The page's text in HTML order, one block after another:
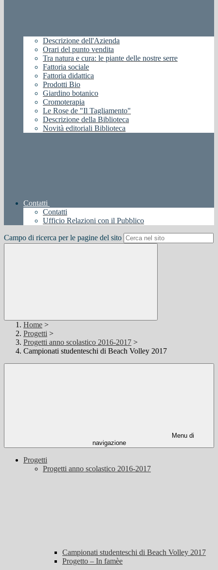
Descrizione dell'Azienda
Orari del punto vendita
Tra natura e cura: le piante delle nostre serre
Fattoria sociale
Fattoria didattica
Prodotti Bio
Giardino botanico
Cromoterapia
Le Rose de "Il Tagliamento"
Descrizione della Biblioteca
Novità editoriali Biblioteca
Contatti
Contatti
Ufficio Relazioni con il Pubblico
Campo di ricerca per le pagine del sito
Home >
Progetti >
Progetti anno scolastico 2016-2017 >
Campionati studenteschi di Beach Volley 2017
Menu di
navigazione
Progetti
Progetti anno scolastico 2016-2017
Campionati studenteschi di Beach Volley 2017
Progetto – In famèe